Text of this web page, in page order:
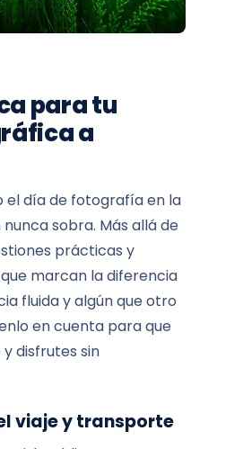
para tu
a
el día de fotografía en la
sobra. Más allá de
prácticas y
marcan la diferencia
fluida y algún que otro
en cuenta para que
disfrutes sin
viaje y transporte